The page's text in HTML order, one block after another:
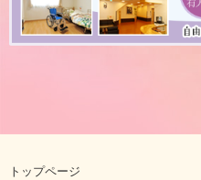
トップページ